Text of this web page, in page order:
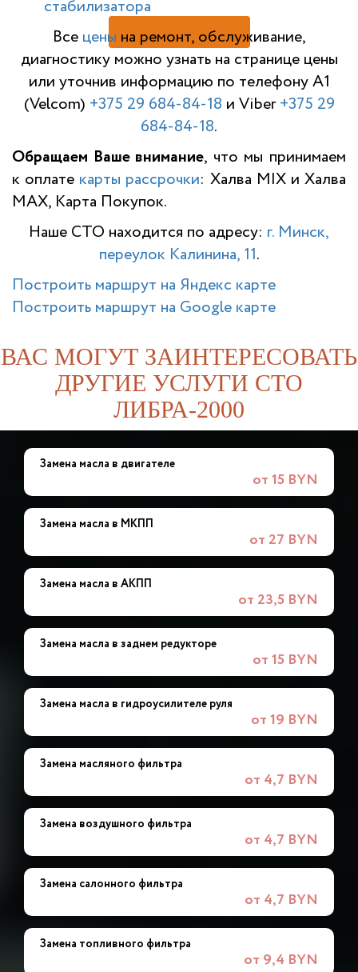
стабилизатора
Все цены на ремонт, обслуживание,
диагностику можно узнать на странице цены
или уточнив информацию по телефону A1
(Velcom) +375 29 684-84-18 и Viber+375 29
684-84-18.
Обращаем Ваше внимание, что мы принимаем
к оплате карты рассрочки: Халва MIX и Халва
MAX, Карта Покупок.
Наше СТО находится по адресу: г. Минск,
переулок Калинина, 11.
Построить маршрут на Яндекс карте
Построить маршрут на Google карте
ВАС МОГУТ ЗАИНТЕРЕСОВАТЬ
ДРУГИЕ УСЛУГИ СТО
ЛИБРА-2000
Замена масла в двигателе
от 15 BYN
Замена масла в МКПП
от 27 BYN
Замена масла в АКПП
от 23,5 BYN
Замена масла в заднем редукторе
от 15 BYN
Замена масла в гидроусилителе руля
от 19 BYN
Замена масляного фильтра
от 4,7 BYN
Замена воздушного фильтра
от 4,7 BYN
Замена салонного фильтра
от 4,7 BYN
Замена топливного фильтра
от 9,4 BYN